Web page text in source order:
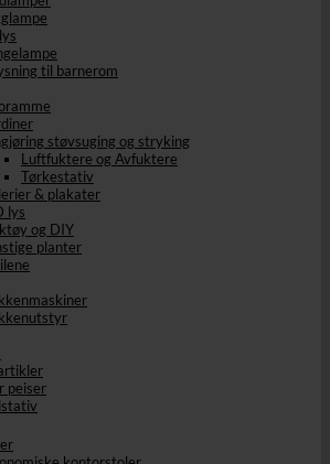
til barnerom
støvsuging og stryking
Luftfuktere og Avfuktere
Tørkestativ
& plakater
lys
og DIY
planter
peiser